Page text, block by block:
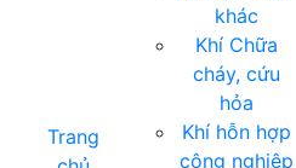
Trang
khác
Khí Chữa
cháy, cứu
hỏa
Khí hỗn hợp
công nghiệp